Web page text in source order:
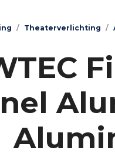
/ Theaterverlichting /